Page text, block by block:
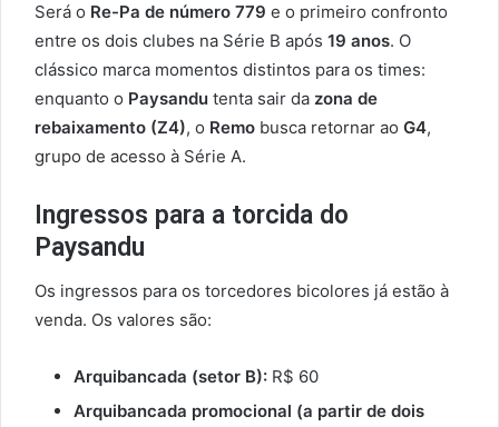
Será o Re-Pa de número 779 e o primeiro confronto
entre os dois clubes na Série B após 19 anos. O
clássico marca momentos distintos para os times:
enquanto o Paysandu tenta sair da zona de
rebaixamento (Z4), o Remo busca retornar ao G4,
grupo de acesso à Série A.
Ingressos para a torcida do
Paysandu
Os ingressos para os torcedores bicolores já estão à
venda. Os valores são:
Arquibancada (setor B): R$ 60
Arquibancada promocional (a partir de dois